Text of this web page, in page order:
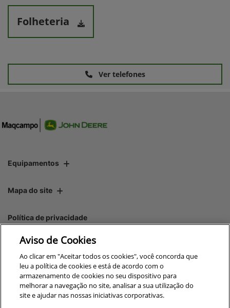
Folheteria
Ver telefones
Equipamentos
Mapa do site
Política de privacidade
CNPJ: 00.970.771/0014-26
No trânsito, enxergar o outro
Aviso de Cookies
Ao clicar em "Aceitar todos os cookies", você concorda que
leu a política de cookies e está de acordo com o
armazenamento de cookies no seu dispositivo para
melhorar a navegação no site, analisar a sua utilização do
site e ajudar nas nossas iniciativas corporativas.